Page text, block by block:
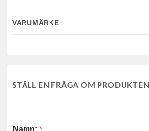
VARUMÄRKE
STÄLL EN FRÅGA OM PRODUKTEN
Namn: *